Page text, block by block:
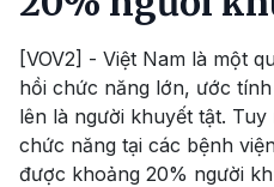
[VOV2] - Việt Nam là một
hồi chức năng lớn, ước
lên là người khuyết tật.
chức năng tại các bệnh
được khoảng 20% người